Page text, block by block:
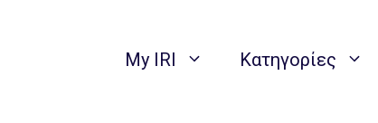
My IRI Κατηγορίες